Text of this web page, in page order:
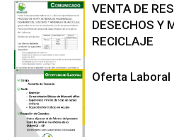
Girón
VENTA DE
DESECHOS Y
RECICLAJE
Oferta Laboral